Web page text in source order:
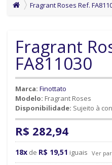
Fragrant Roses Ref.
Fragrant
FA811030
Marca: Finottato
Modelo: Fragrant Roses
Disponibilidade: Sujeito à
R$ 282,94
18x de R$ 19,51 iguais Ver